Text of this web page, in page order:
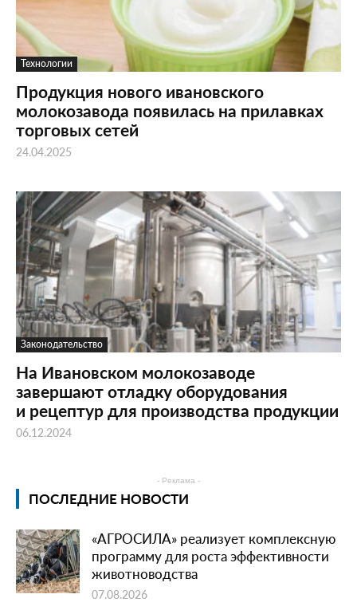
Технологии
Продукция нового ивановского
молокозавода появилась на прилавках
торговых сетей
24.04.2025
Законодательство
На Ивановском молокозаводе
завершают отладку оборудования
и рецептур для производства продукции
06.12.2024
- Реклама -
ПОСЛЕДНИЕ НОВОСТИ
«АГРОСИЛА» реализует комплексную
программу для роста эффективности
животноводства
07.08.2026